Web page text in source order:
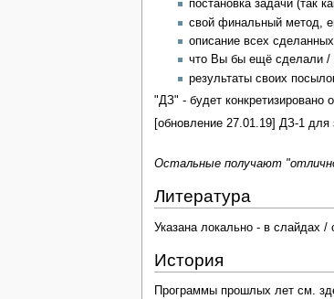
постановка задачи (так
свой финальный метод,
описание всех
что Вы бы ещё сделали /
результаты своих
"ДЗ" - будет конкретизировано
[обновление 27.01.19] ДЗ-1
Остальные получают
Литература
Указана локально - в слайдах /
История
Программы прошлых лет см.